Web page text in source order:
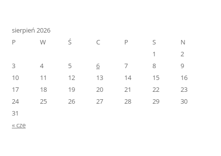
sierpień 2026
P
W Ś C P S
N
1
2
3
4 5 6 7 8
9
10
11 12 13 14 15
16
17
18 19 20 21 22
23
24
25 26 27 28 29
30
31
« cze